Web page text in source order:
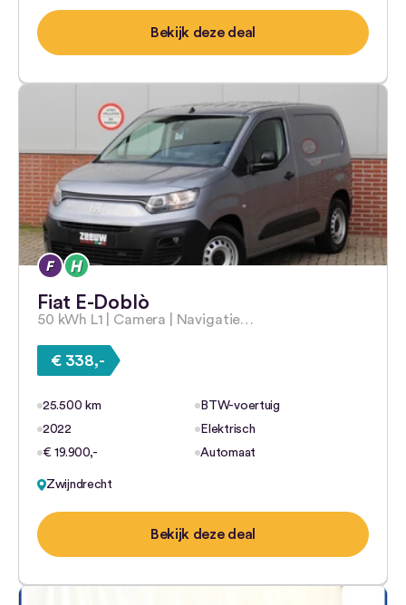
Bekijk deze deal
Fiat E-Doblò
50 kWh L1 | Camera | Navigatie…
€ 338,-
25.500 km
BTW-voertuig
2022
Elektrisch
€ 19.900,-
Automaat
Zwijndrecht
Bekijk deze deal